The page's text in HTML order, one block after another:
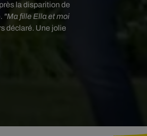
la disparition de
"Ma fille Ella et moi
déclaré. Une jolie